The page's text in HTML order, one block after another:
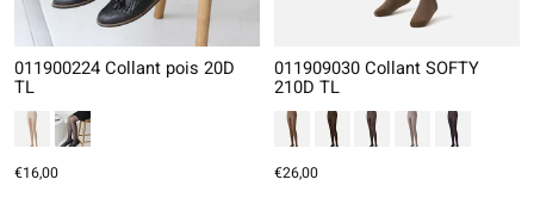
011900224 Collant pois 20D
TL
€16,00
011909030 Collant SOFTY
210D TL
€26,00